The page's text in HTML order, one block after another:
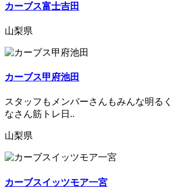
カーブス富士吉田
山梨県
カーブス甲府池田
スタッフもメンバーさんもみんな明る
なさん筋トレ日..
山梨県
カーブスイッツモア一宮